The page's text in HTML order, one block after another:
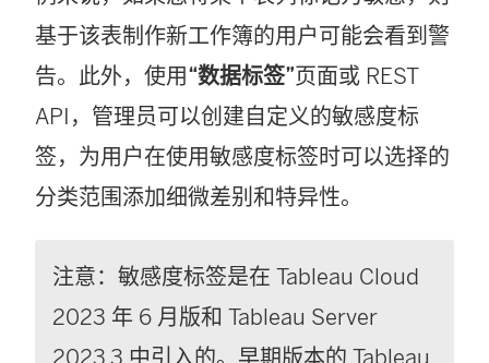
基于该表制作新工作簿的用户可能会看到警
告。此外，使用“数据标签”页面或 REST
API，管理员可以创建自定义的敏感度标
签，为用户在使用敏感度标签时可以选择的
分类范围添加细微差别和特异性。
注意：敏感度标签是在 Tableau Cloud
2023 年 6 月版和 Tableau Server
2023.3 中引入的。早期版本的 Tableau